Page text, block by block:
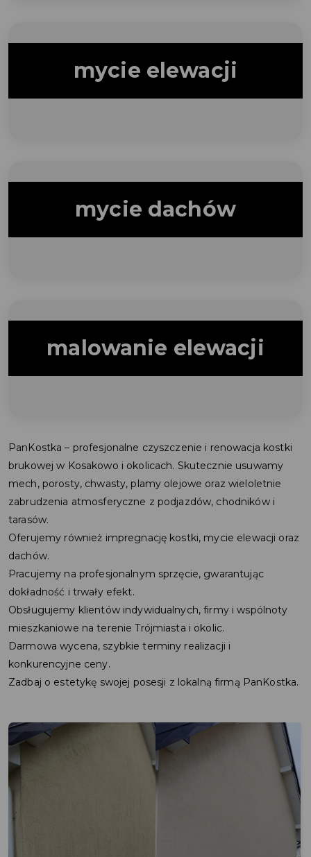
mycie elewacji
mycie dachów
malowanie elewacji
PanKostka – profesjonalne czyszczenie i renowacja kostki
brukowej w Kosakowo i okolicach. Skutecznie usuwamy
mech, porosty, chwasty, plamy olejowe oraz wieloletnie
zabrudzenia atmosferyczne z podjazdów, chodników i
tarasów.
Oferujemy również impregnację kostki, mycie elewacji oraz
dachów.
Pracujemy na profesjonalnym sprzęcie, gwarantując
dokładność i trwały efekt.
Obsługujemy klientów indywidualnych, firmy i wspólnoty
mieszkaniowe na terenie Trójmiasta i okolic.
Darmowa wycena, szybkie terminy realizacji i
konkurencyjne ceny.
Zadbaj o estetykę swojej posesji z lokalną firmą PanKostka.